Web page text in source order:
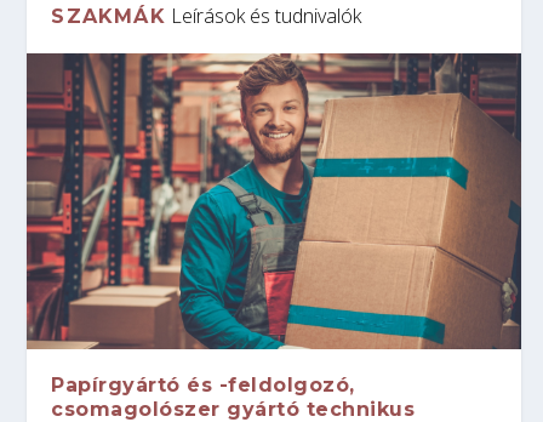
SZAKMÁK Leírások és tudnivalók
Papírgyártó és -feldolgozó,
csomagolószer gyártó technikus